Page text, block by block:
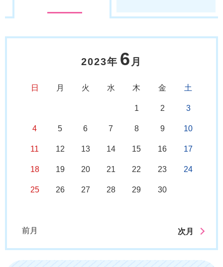
2023年 6 月
日 月 火 水 木 金 土
1 2 3
4 5 6 7 8 9 10
11 12 13 14 15 16 17
18 19 20 21 22 23 24
25 26 27 28 29 30
前月 次月